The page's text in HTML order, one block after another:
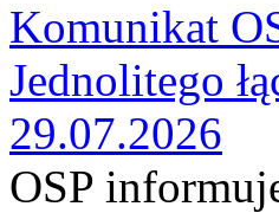
Komunikat
Jednolitego
29.07.2026
OSP